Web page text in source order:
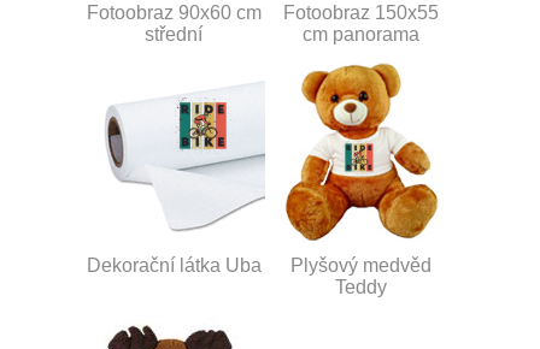
Fotoobraz 90x60 cm
střední
Fotoobraz 150x55
cm panorama
Dekorační látka Uba
Plyšový medvěd
Teddy